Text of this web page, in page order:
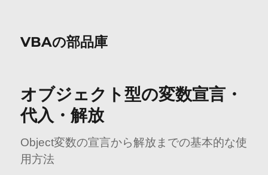
VBAの部品庫
オブジェクト型の変数宣言・
代入・解放
Object変数の宣言から解放までの基本的な使
用方法